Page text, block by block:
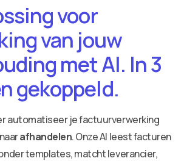
voor
van jouw
met AI. In 3
gekoppeld.
automatiseer je factuurverwerking
afhandelen. Onze AI leest facturen
templates, matcht leverancier,